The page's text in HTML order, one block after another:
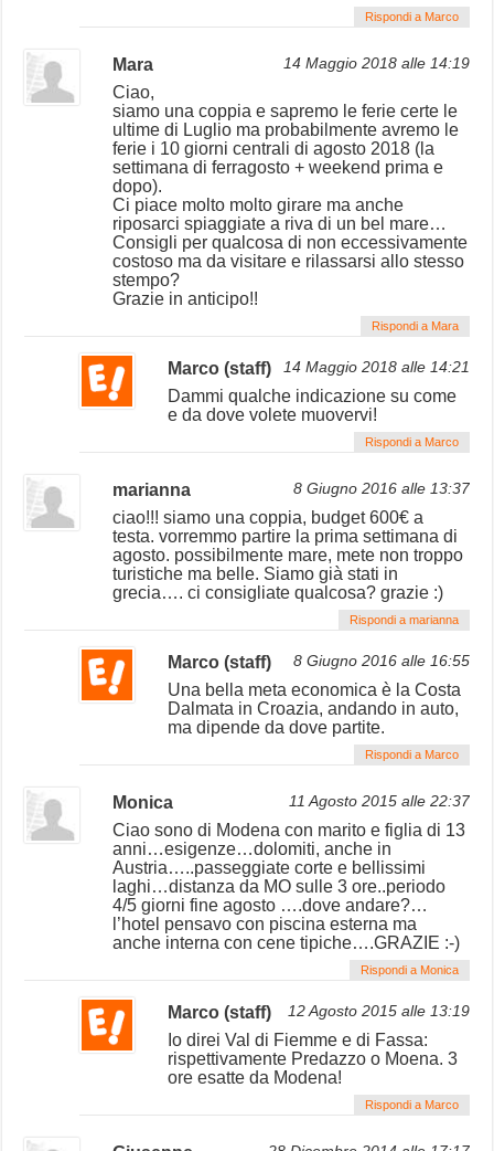
Rispondi a Marco
Mara 14 Maggio 2018 alle 14:19
Ciao,
siamo una coppia e sapremo le ferie certe le
ultime di Luglio ma probabilmente avremo le
ferie i 10 giorni centrali di agosto 2018 (la
settimana di ferragosto + weekend prima e
dopo).
Ci piace molto molto girare ma anche
riposarci spiaggiate a riva di un bel mare…
Consigli per qualcosa di non eccessivamente
costoso ma da visitare e rilassarsi allo stesso
stempo?
Grazie in anticipo!!
Rispondi a Mara
Marco (staff) 14 Maggio 2018 alle 14:21
Dammi qualche indicazione su come
e da dove volete muovervi!
Rispondi a Marco
marianna 8 Giugno 2016 alle 13:37
ciao!!! siamo una coppia, budget 600€ a
testa. vorremmo partire la prima settimana di
agosto. possibilmente mare, mete non troppo
turistiche ma belle. Siamo già stati in
grecia…. ci consigliate qualcosa? grazie :)
Rispondi a marianna
Marco (staff) 8 Giugno 2016 alle 16:55
Una bella meta economica è la Costa
Dalmata in Croazia, andando in auto,
ma dipende da dove partite.
Rispondi a Marco
Monica 11 Agosto 2015 alle 22:37
Ciao sono di Modena con marito e figlia di 13
anni…esigenze…dolomiti, anche in
Austria…..passeggiate corte e bellissimi
laghi…distanza da MO sulle 3 ore..periodo
4/5 giorni fine agosto ….dove andare?…
l’hotel pensavo con piscina esterna ma
anche interna con cene tipiche….GRAZIE :-)
Rispondi a Monica
Marco (staff) 12 Agosto 2015 alle 13:19
Io direi Val di Fiemme e di Fassa:
rispettivamente Predazzo o Moena. 3
ore esatte da Modena!
Rispondi a Marco